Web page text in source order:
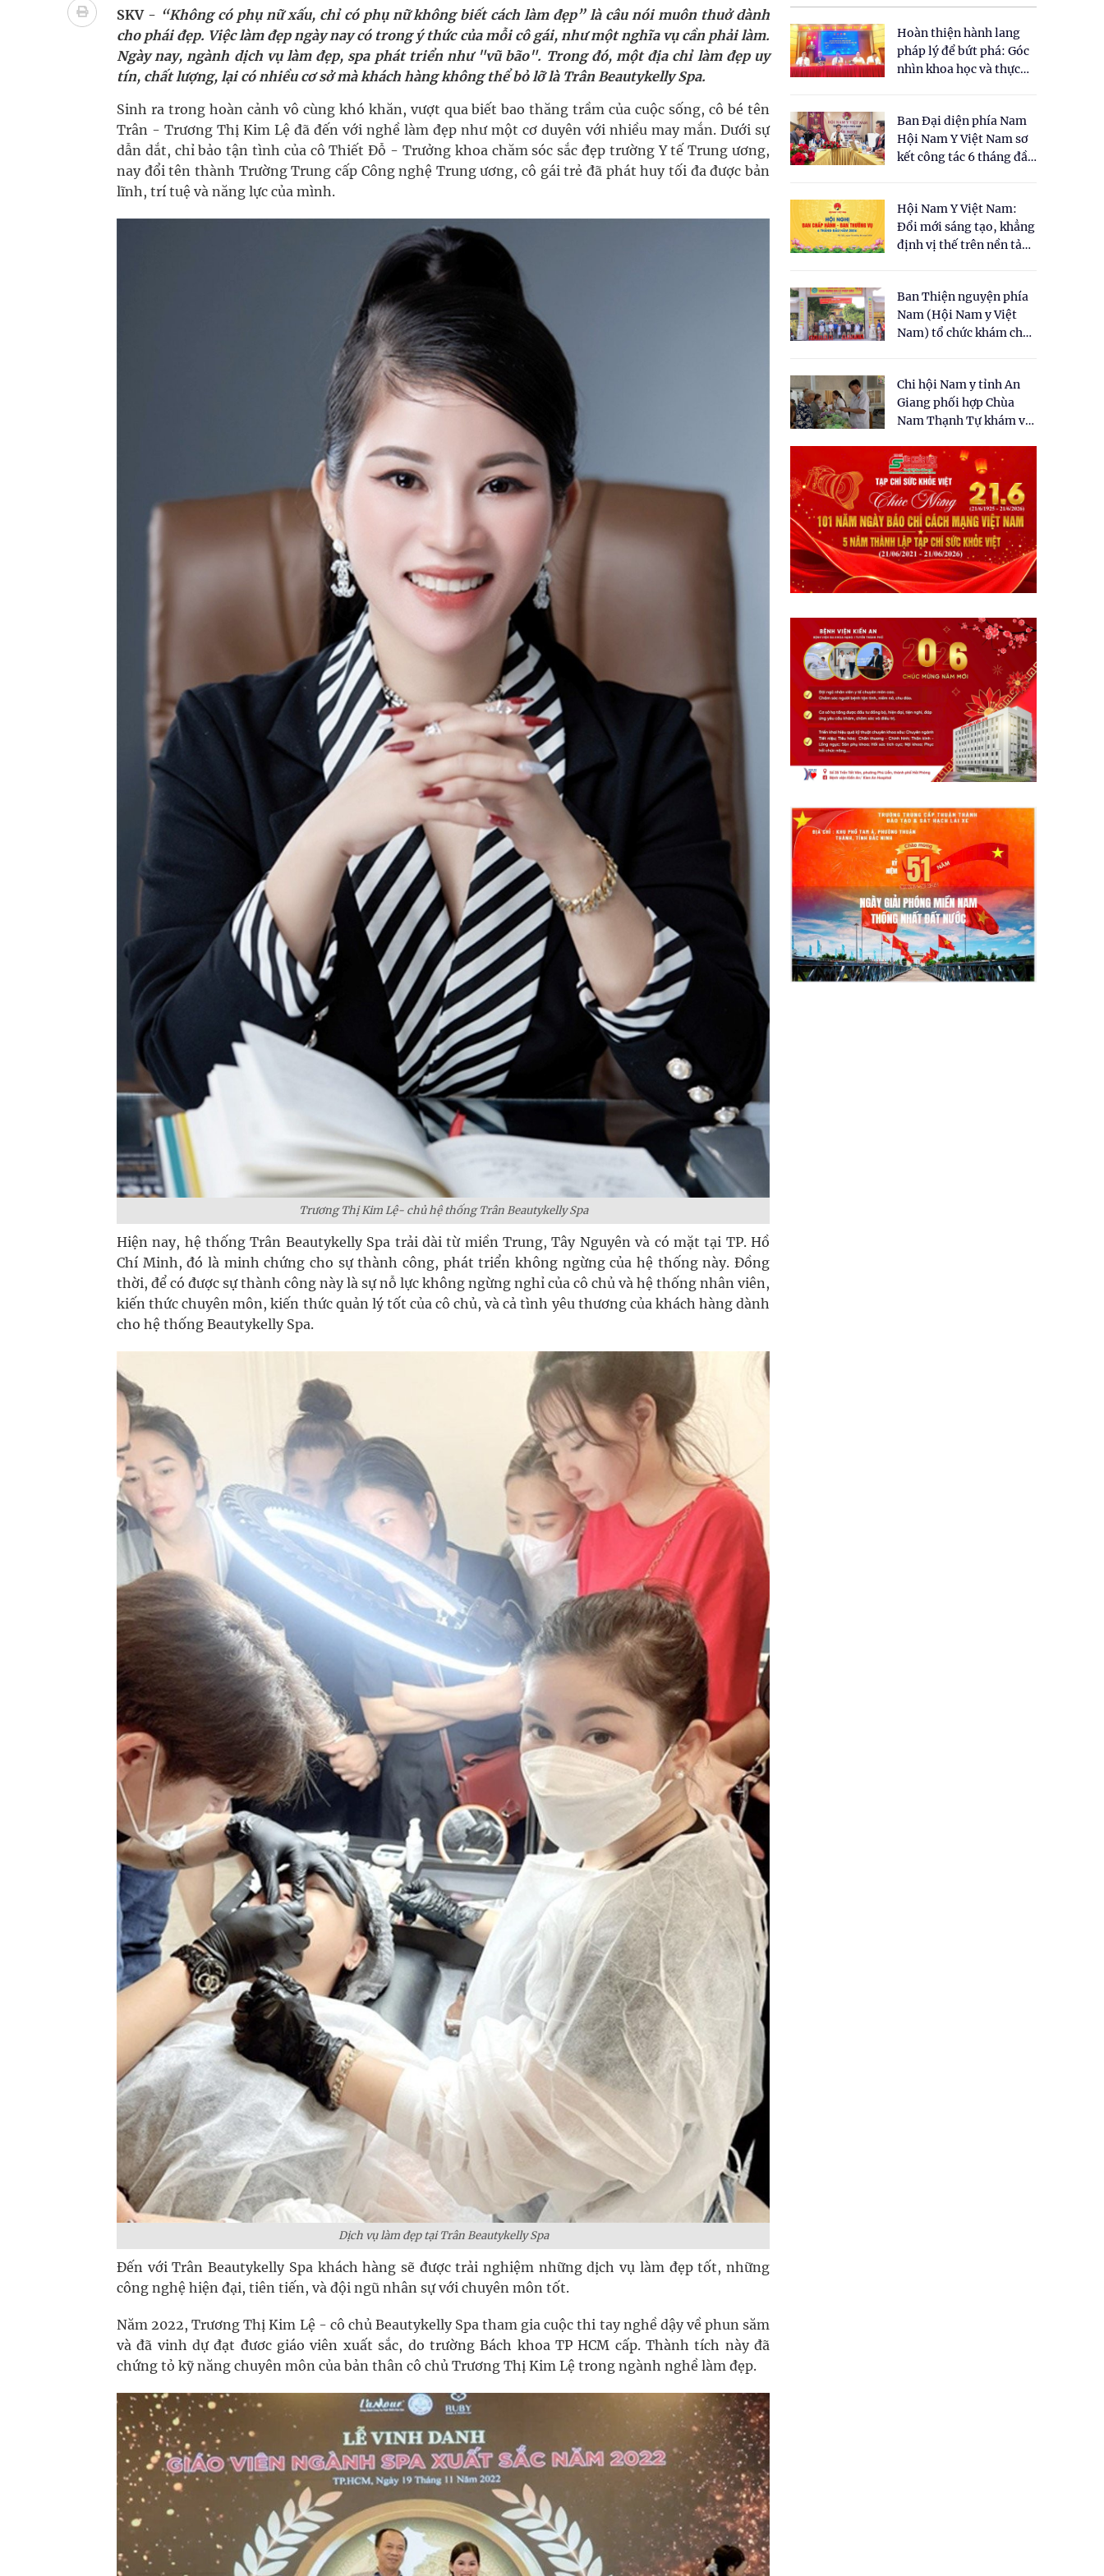
Nhiều chuỗi hoạt động lớn được diễn ra tại Lễ hội sầu riêng 2026
Tiếp tục rà soát, triển khai các nhiệm vụ trong lĩnh vực cấp cứu, điều trị đột quỵ
Lâm Đồng: Quyết tâm đưa sân bay Liên Khương trở lại khai thác vào ngày 19/8
Pháp luật – Sức khỏe – Doanh nghiệp: Tìm giải pháp tăng cường chống hàng giả và gian lận thương
Xây dựng bản đồ mạng lưới cấp cứu ngoại viện toàn quốc
"Nền kinh tế bạc" có thể trở thành động lực tăng trưởng mới của Việt Nam
SKV - “Không có phụ nữ xấu, chỉ có phụ nữ không biết cách làm đẹp” là câu nói muôn thuở dành
cho phái đẹp. Việc làm đẹp ngày nay có trong ý thức của mỗi cô gái, như một nghĩa vụ cần phải làm.
Ngày nay, ngành dịch vụ làm đẹp, spa phát triển như "vũ bão". Trong đó, một địa chỉ làm đẹp uy
tín, chất lượng, lại có nhiều cơ sở mà khách hàng không thể bỏ lỡ là Trân Beautykelly Spa.
Sinh ra trong hoàn cảnh vô cùng khó khăn, vượt qua biết bao thăng trầm của cuộc sống, cô bé tên
Trân - Trương Thị Kim Lệ đã đến với nghề làm đẹp như một cơ duyên với nhiều may mắn. Dưới sự
dẫn dắt, chỉ bảo tận tình của cô Thiết Đỗ - Trưởng khoa chăm sóc sắc đẹp trường Y tế Trung ương,
nay đổi tên thành Trường Trung cấp Công nghệ Trung ương, cô gái trẻ đã phát huy tối đa được bản
lĩnh, trí tuệ và năng lực của mình.
Trương Thị Kim Lệ- chủ hệ thống Trân Beautykelly Spa
Hiện nay, hệ thống Trân Beautykelly Spa trải dài từ miền Trung, Tây Nguyên và có mặt tại TP. Hồ
Chí Minh, đó là minh chứng cho sự thành công, phát triển không ngừng của hệ thống này. Đồng
thời, để có được sự thành công này là sự nỗ lực không ngừng nghỉ của cô chủ và hệ thống nhân viên,
kiến thức chuyên môn, kiến thức quản lý tốt của cô chủ, và cả tình yêu thương của khách hàng dành
cho hệ thống Beautykelly Spa.
Dịch vụ làm đẹp tại TrânBeautykellySpa
Đến với Trân Beautykelly Spa khách hàng sẽ được trải nghiệm những dịch vụ làm đẹp tốt, những
công nghệ hiện đại, tiên tiến, và đội ngũ nhân sự với chuyên môn tốt.
Năm 2022, Trương Thị Kim Lệ - cô chủ Beautykelly Spa tham gia cuộc thi tay nghề dậy về phun săm
và đã vinh dự đạt đươc giáo viên xuất sắc, do trường Bách khoa TP HCM cấp. Thành tích này đã
chứng tỏ kỹ năng chuyên môn của bản thân cô chủ Trương Thị Kim Lệ trong ngành nghề làm đẹp.
Hoàn thiện hành lang
pháp lý để bứt phá: Góc
nhìn khoa học và thực
cho Luật Y dược cổ
truyền Việt Nam"
Ban Đại diện phía Nam
Hội Nam Y Việt Nam sơ
kết công tác 6 tháng đầu
Hội Nam Y Việt Nam:
Đổi mới sáng tạo, khẳng
định vị thế trên nền tảng
Ban Thiện nguyện phía
Nam (Hội Nam y Việt
Nam) tổ chức khám chữa
dân tại xã Tân Tập
Chi hội Nam y tỉnh An
Giang phối hợp Chùa
Nam Thạnh Tự khám và
nhân dân